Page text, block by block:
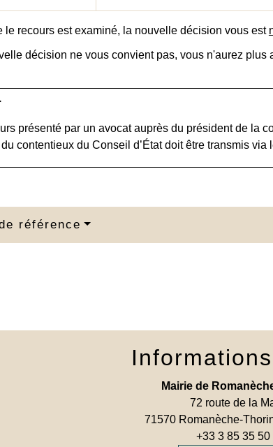
le recours est examiné, la nouvelle décision vous est
décision ne vous convient pas, vous n'aurez plus
présenté par un avocat auprès du président de la
contentieux du Conseil d’État doit être transmis via
référence
Mairie de
72 route de la
71570 Romanèche-
+33 3 85 35 50